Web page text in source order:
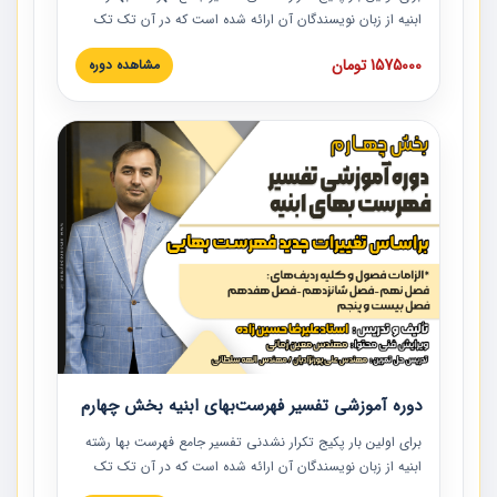
ابنیه از زبان نویسندگان آن ارائه شده است که در آن تک تک
ردیف ها و مطالب فهرست بها تفسیر و ارائه شده است. این
دوره به صورت کامل تصویری بوده و به همراه تصاویر عملیات
دوره با کلام مهندس علیرضاحسین‌زاده مدیر پروژه مهندسی
مشاور در امر بازنگری فهرست بها رشته ابنیه ارائه شده و به تمام
همکارانی که در حوزه صنعت ساخت در حال فعالیت هستند حتما
توصیه می کنیم از مطالب این دوره استفاده نمایند.
1575000 تومان مشاهده دوره
دوره آموزشی تفسیر فهرست‌بهای ابنیه بخش چهارم
برای اولین بار پکیج تکرار نشدنی تفسیر جامع فهرست بها رشته
ابنیه از زبان نویسندگان آن ارائه شده است که در آن تک تک
ردیف ها و مطالب فهرست بها تفسیر و ارائه شده است. این